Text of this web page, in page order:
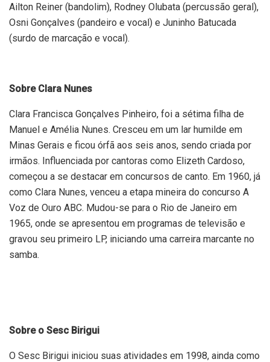
Ailton Reiner (bandolim), Rodney Olubata (percussão geral),
Osni Gonçalves (pandeiro e vocal) e Juninho Batucada
(surdo de marcação e vocal).
Sobre Clara Nunes
Clara Francisca Gonçalves Pinheiro, foi a sétima filha de
Manuel e Amélia Nunes. Cresceu em um lar humilde em
Minas Gerais e ficou órfã aos seis anos, sendo criada por
irmãos. Influenciada por cantoras como Elizeth Cardoso,
começou a se destacar em concursos de canto. Em 1960, já
como Clara Nunes, venceu a etapa mineira do concurso A
Voz de Ouro ABC. Mudou-se para o Rio de Janeiro em
1965, onde se apresentou em programas de televisão e
gravou seu primeiro LP, iniciando uma carreira marcante no
samba.
Sobre o Sesc Birigui
O Sesc Birigui iniciou suas atividades em 1998, ainda como